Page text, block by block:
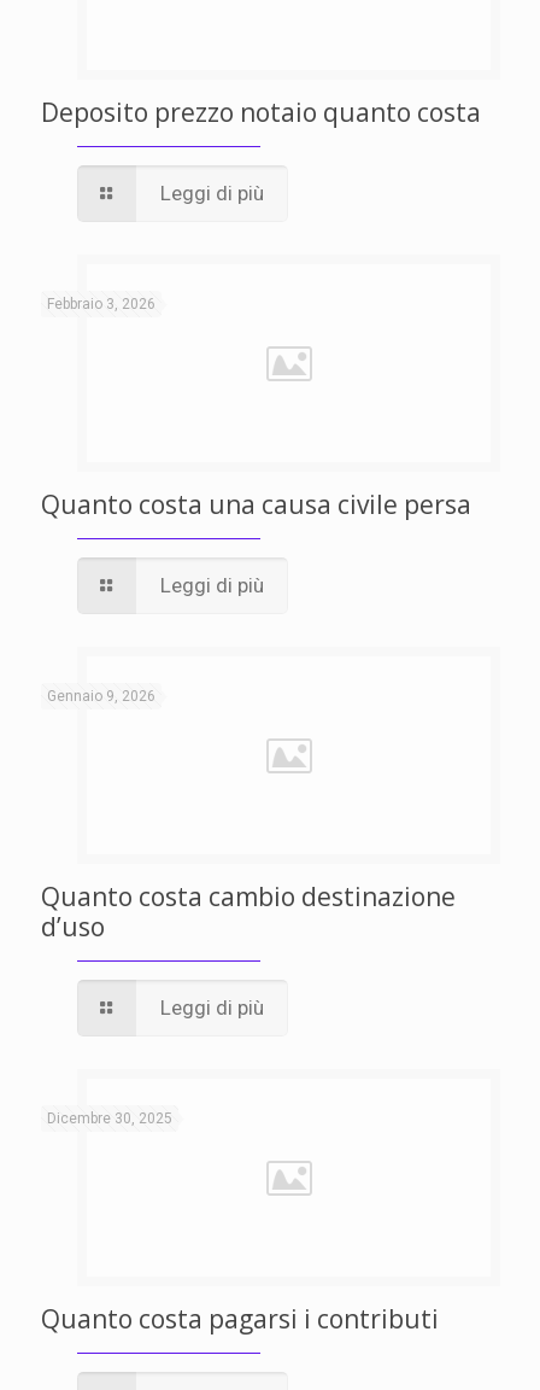
Deposito prezzo notaio quanto costa
Leggi di più
Febbraio 3, 2026
Quanto costa una causa civile persa
Leggi di più
Gennaio 9, 2026
Quanto costa cambio destinazione
d’uso
Leggi di più
Dicembre 30, 2025
Quanto costa pagarsi i contributi